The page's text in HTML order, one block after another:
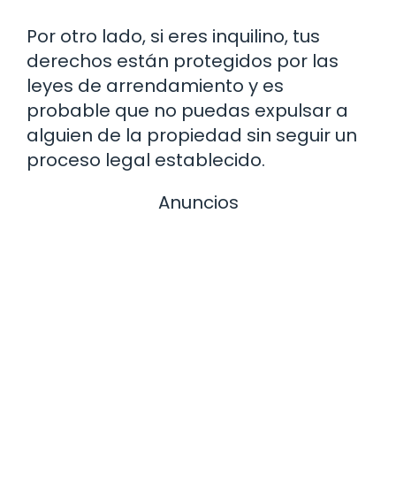
Por otro lado, si eres inquilino, tus
derechos están protegidos por las
leyes de arrendamiento y es
probable que no puedas expulsar a
alguien de la propiedad sin seguir un
proceso legal establecido.
Anuncios